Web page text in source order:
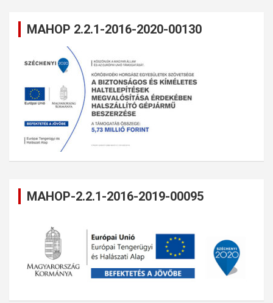
MAHOP 2.2.1-2016-2020-00130
MAHOP-2.2.1-2016-2019-00095